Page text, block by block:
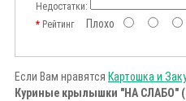
Недостатки:
РейтингПлохо
Если Вам нравятся Картошка и
Куриные крылышки "НА СЛАБО"